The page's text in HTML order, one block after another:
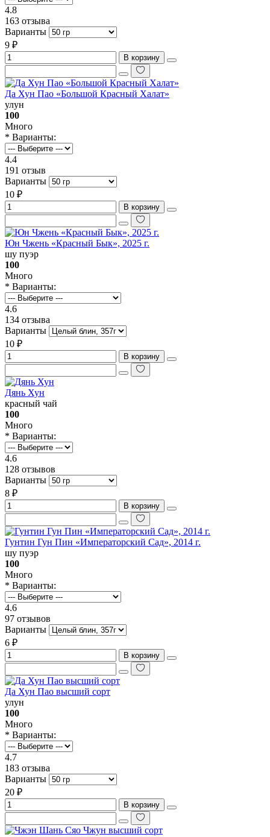
4.8
163 отзыва
Варианты
9 ₽
В корзину
Да Хун Пао «Большой Красный Халат»
улун
100
Много
* Варианты:
4.4
191 отзыв
Варианты
10 ₽
В корзину
Юн Чжень «‎Красный Бык», 2025 г.
шу пуэр
100
Много
* Варианты:
4.6
134 отзыва
Варианты
10 ₽
В корзину
Дянь Хун
красный чай
100
Много
* Варианты:
4.6
128 отзывов
Варианты
8 ₽
В корзину
Гунтин Гун Пин «‎Императорский Сад», 2014 г.
шу пуэр
100
Много
* Варианты:
4.6
97 отзывов
Варианты
6 ₽
В корзину
Да Хун Пао высший сорт
улун
100
Много
* Варианты:
4.7
183 отзыва
Варианты
20 ₽
В корзину